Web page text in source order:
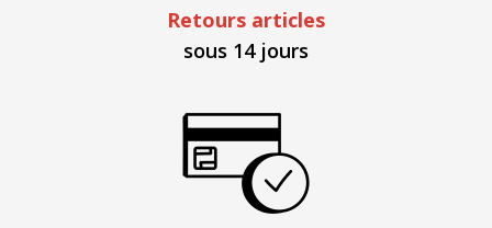
Retours articles
sous 14 jours